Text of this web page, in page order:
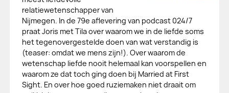
relatiewetenschapper van
Nijmegen. In de 79e aflevering van podcast 024/7
praat Joris met Tila over waarom we in de liefde soms
het tegenovergestelde doen van wat verstandig is
(teaser: omdat we mens zijn!). Over waarom de
wetenschap liefde nooit helemaal kan voorspellen en
waarom ze dat toch ging doen bij Married at First
Sight. En over hoe goed ruziemaken niet draait om